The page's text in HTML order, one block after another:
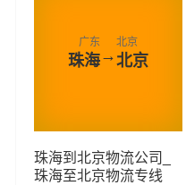
广东
珠海→
北京
北京
珠海到北京物流公司_
珠海至北京物流专线